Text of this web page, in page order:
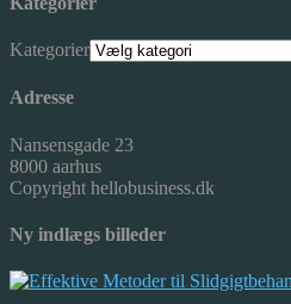
Kategorier
Adresse
Nansensgade 23
8000 aarhus
Copyright hellobusiness.dk
Ny indlægs billeder